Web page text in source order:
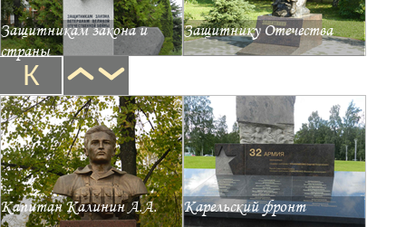
Защитникам закона и
страны
Защитнику Отечества
К
Капитан Калинин А.А. Карельский фронт